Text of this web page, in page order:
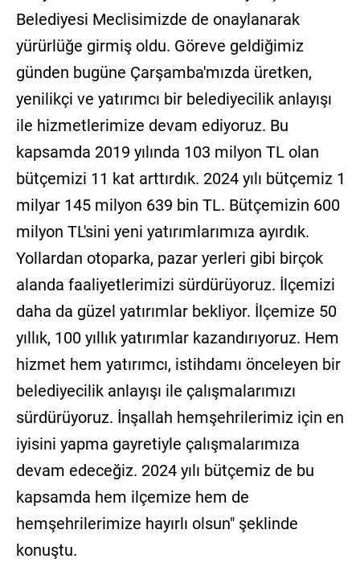
Belediyesi Meclisimizde de onaylanarak
yürürlüğe girmiş oldu. Göreve geldiğimiz
günden bugüne Çarşamba'mızda üretken,
yenilikçi ve yatırımcı bir belediyecilik anlayışı
ile hizmetlerimize devam ediyoruz. Bu
kapsamda 2019 yılında 103 milyon TL olan
bütçemizi 11 kat arttırdık. 2024 yılı bütçemiz 1
milyar 145 milyon 639 bin TL. Bütçemizin 600
milyon TL'sini yeni yatırımlarımıza ayırdık.
Yollardan otoparka, pazar yerleri gibi birçok
alanda faaliyetlerimizi sürdürüyoruz. İlçemizi
daha da güzel yatırımlar bekliyor. İlçemize 50
yıllık, 100 yıllık yatırımlar kazandırıyoruz. Hem
hizmet hem yatırımcı, istihdamı önceleyen bir
belediyecilik anlayışı ile çalışmalarımızı
sürdürüyoruz. İnşallah hemşehrilerimiz için en
iyisini yapma gayretiyle çalışmalarımıza
devam edeceğiz. 2024 yılı bütçemiz de bu
kapsamda hem ilçemize hem de
hemşehrilerimize hayırlı olsun" şeklinde
konuştu.